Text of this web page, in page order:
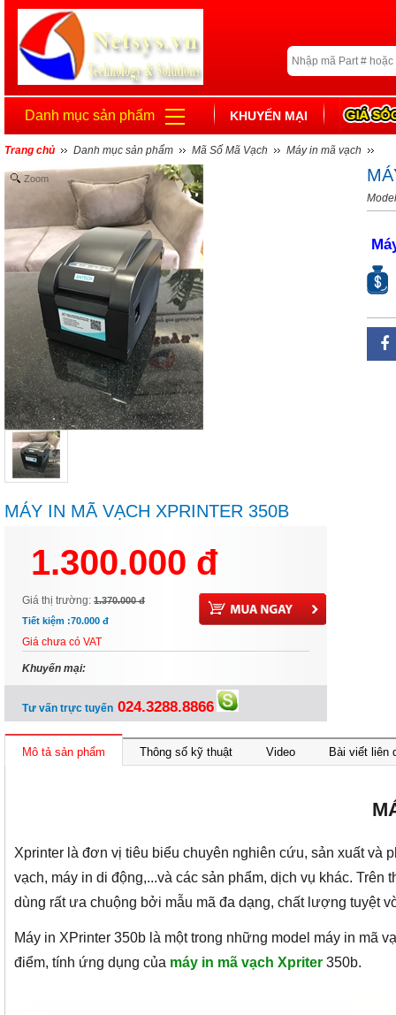
Danh mục sản phẩm KHUYẾN MẠI
Trang chủ Danh mục sản phẩm Mã Số Mã Vạch Máy in mã vạch
Zoom
MÁY IN MÃ VẠCH XPRINTER 350B
1.300.000 đ
Giá thị trường: 1.370.000 đ
Tiết kiệm :70.000 đ
Giá chưa có VAT
Khuyến mại:
Tư vấn trực tuyến 024.3288.8866
Mô tả sản phẩm Thông số kỹ thuật Video Bài viết liên
Xprinter là đơn vị tiêu biểu chuyên nghiên cứu, sản xuất và
vạch, máy in di động,...và các sản phẩm, dịch vụ khác.
dùng rất ưa chuộng bởi mẫu mã đa dạng, chất lượng tuyệt
Máy in XPrinter 350b là một trong những model máy in mã
điểm, tính ứng dụng của máy in mã vạch Xpriter 350b.